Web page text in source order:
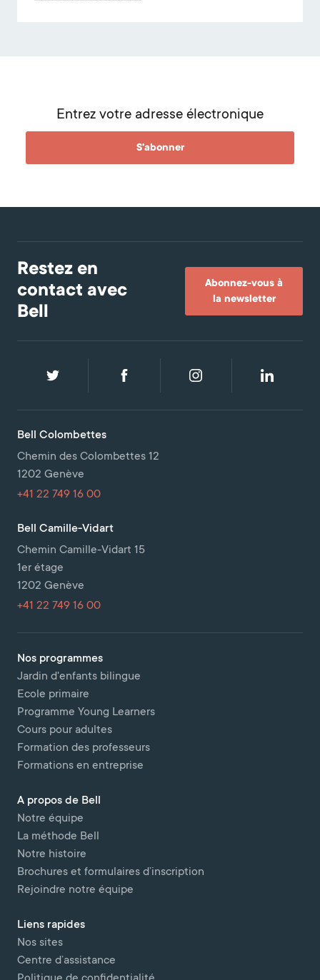
Entrez votre adresse électronique
S'abonner
Restez en
contact avec
Bell
Abonnez-vous à
la newsletter
Nos programmes
Jardin d'enfants bilingue
Ecole primaire
Programme Young Learners
Cours pour adultes
Formation des professeurs
Formations en entreprise
A propos de Bell
Notre équipe
La méthode Bell
Notre histoire
Brochures et formulaires d’inscription
Rejoindre notre équipe
Liens rapides
Nos sites
Centre d’assistance
Bell Colombettes
Chemin des Colombettes 12
1202 Genève
+41 22 749 16 00
Bell Camille-Vidart
Chemin Camille-Vidart 15
1er étage
1202 Genève
+41 22 749 16 00